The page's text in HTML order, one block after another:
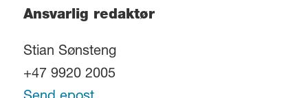
Ansvarlig redaktør
Stian Sønsteng
+47 9920 2005